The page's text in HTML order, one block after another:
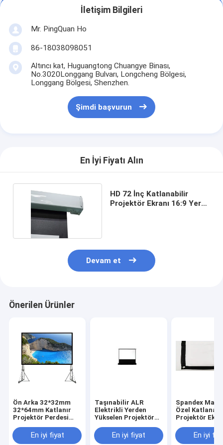
İletişim Bilgileri
Mr. PingQuan Ho
86-18038098051
Altıncı kat, Huguangtong Chuangye Binası,
No.3020Longgang Bulvarı, Longcheng Bölgesi,
Longgang Bölgesi, Shenzhen.
Şimdi başvurun
En İyi Fiyatı Alın
HD 72 İnç Katlanabilir
Projektör Ekranı 16:9 Yerel
Devam et
Önerilen Ürünler
Ön Arka 32*32mm
32*64mm Katlanır
Projektör Perdesi
En iyi fiyat
Taşınabilir ALR
Elektrikli Yerden
Yükselen Projektör
FormatıEn iyi fiyat
Spandex
Özel
Projektör
En iyi